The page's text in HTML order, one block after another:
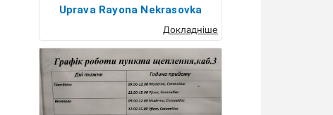
Uprava Rayona Nekrasovka
Докладніше